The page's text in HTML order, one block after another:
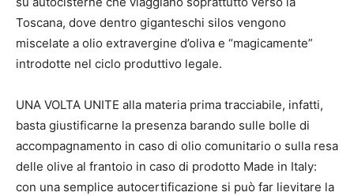
Toscana, dove dentro giganteschi silos vengono
miscelate a olio extravergine d’oliva e “magicamente”
introdotte nel ciclo produttivo legale.
UNA VOLTA UNITE alla materia prima tracciabile, infatti,
basta giustificarne la presenza barando sulle bolle di
accompagnamento in caso di olio comunitario o sulla resa
delle olive al frantoio in caso di prodotto Made in Italy:
con una semplice autocertificazione si può far lievitare la